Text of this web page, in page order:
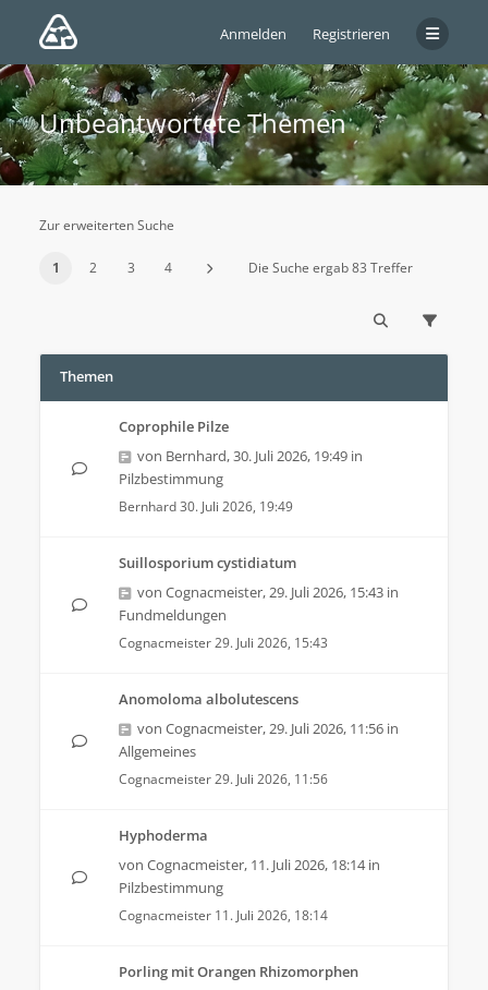
Anmelden Registrieren
Unbeantwortete Themen
Zur erweiterten Suche
1 2 3 4 Die Suche ergab 83 Treffer
Themen
Coprophile Pilze
von Bernhard,30. Juli 2026, 19:49 in
Pilzbestimmung
Bernhard30. Juli 2026, 19:49
Suillosporium cystidiatum
von Cognacmeister,29. Juli 2026, 15:43 in
Fundmeldungen
Cognacmeister29. Juli 2026, 15:43
Anomoloma albolutescens
von Cognacmeister,29. Juli 2026, 11:56 in
Allgemeines
Cognacmeister29. Juli 2026, 11:56
Hyphoderma
von Cognacmeister, 11. Juli 2026, 18:14in
Pilzbestimmung
Cognacmeister 11. Juli 2026, 18:14
Porling mit Orangen Rhizomorphen